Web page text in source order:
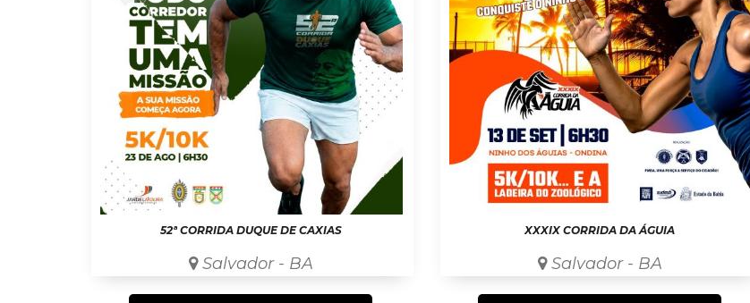
52ª CORRIDA DUQUE DE CAXIAS
Salvador - BA
XXXIX CORRIDA DA ÁGUIA
Salvador - BA